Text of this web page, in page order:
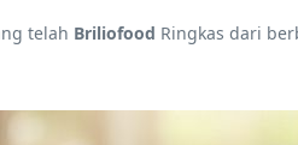
telah Briliofood Ringkas dari